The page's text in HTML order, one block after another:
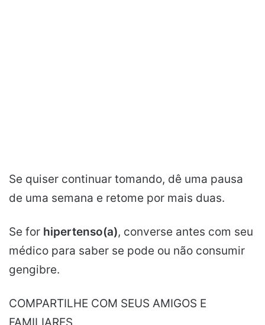
Se quiser continuar tomando, dê uma pausa
de uma semana e retome por mais duas.
Se for hipertenso(a), converse antes com seu
médico para saber se pode ou não consumir
gengibre.
COMPARTILHE COM SEUS AMIGOS E